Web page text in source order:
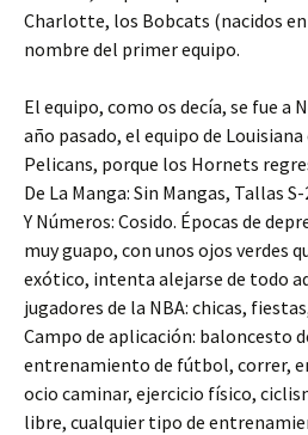
Charlotte, los Bobcats (nacidos
nombre del primer equipo.
El equipo, como os decía, se fue a
año pasado, el equipo de
Pelicans, porque los Hornets
De La Manga: Sin Mangas, Tallas
Y Números: Cosido. Épocas de
muy guapo, con unos ojos verdes
exótico, intenta alejarse de todo
jugadores de la NBA: chicas,
Campo de aplicación: baloncesto
entrenamiento de fútbol, correr,
ocio caminar, ejercicio físico,
libre, cualquier tipo de